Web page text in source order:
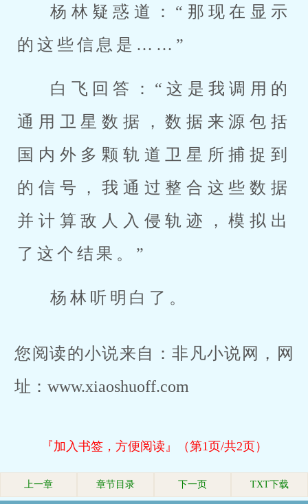
杨林疑惑道：“那现在显示
的这些信息是……”
白飞回答：“这是我调用的
通用卫星数据，数据来源包括
国内外多颗轨道卫星所捕捉到
的信号，我通过整合这些数据
并计算敌人入侵轨迹，模拟出
了这个结果。”
杨林听明白了。
您阅读的小说来自：非凡小说网，网
址：www.xiaoshuoff.com
『加入书签，方便阅读』（第1页/共2页）
上一章 章节目录 下一页 TXT下载